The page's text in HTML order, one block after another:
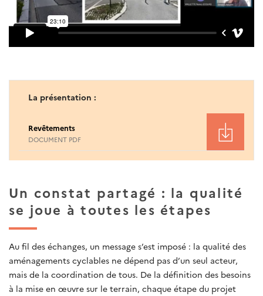
La présentation :
Revêtements
DOCUMENT PDF
Un constat partagé : la qualité
se joue à toutes les étapes
Au fil des échanges, un message s’est imposé : la qualité des
aménagements cyclables ne dépend pas d’un seul acteur,
mais de la coordination de tous. De la définition des besoins
à la mise en œuvre sur le terrain, chaque étape du projet